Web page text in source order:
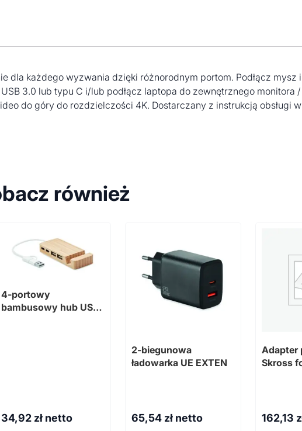
dla każdego wyzwania dzięki różnorodnym portom. Podłącz mysz
3.0 lub typu C i/lub podłącz laptopa do zewnętrznego monitora
do góry do rozdzielczości 4K. Dostarczany z instrukcją obsługi w
również
4-portowy
bambusowy hub USB
34,92 zł netto
2-biegunowa
ładowarka UE EXTEN
65,54 zł netto
Adapter
Skross
162,13